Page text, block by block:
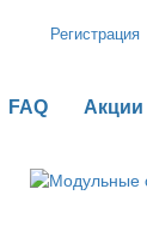
Регистрация
FAQ Акции